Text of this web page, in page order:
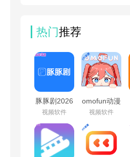
热门推荐
豚豚剧2026
最新版本下
载v1.9
视频软件
omofun动漫
下载最新版
v1.1.61
视频软件